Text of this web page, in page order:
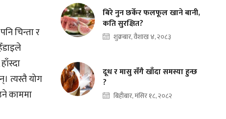
चिन्ता र
त्यस्तै योग
काममा
बिरे नुन छर्केर फलफूल खाने बानी,
कति सुरक्षित?
शुक्रबार, वैशाख ४, २०८३
दूध र मासु सँगै खाँदा समस्या हुन्छ
?
बिहीबार, मंसिर १८, २०८२